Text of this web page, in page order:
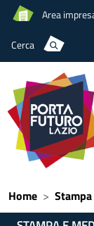
Area
Cerca
Home